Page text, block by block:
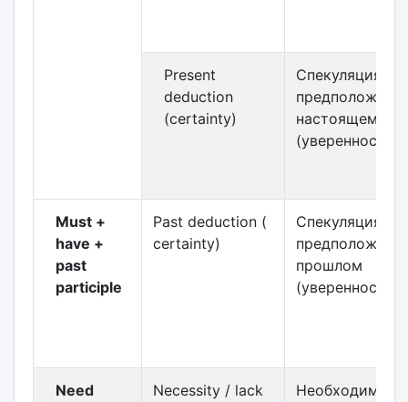
Present
deduction
(certainty)
Спекуляция /
настоящем
(уверенность)
Must +
have +
past
participle
Past deduction (
certainty)
Спекуляция /
прошлом
(уверенность)
Need
Necessity / lack